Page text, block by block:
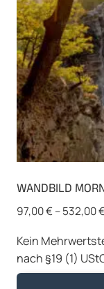
WANDBILD
97,00€–532,00
Kein
nach §19 (1)